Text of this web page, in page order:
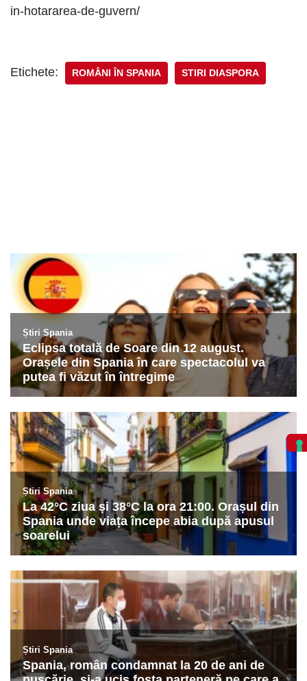
in-hotararea-de-guvern/
Etichete: ROMÂNI ÎN SPANIA STIRI DIASPORA